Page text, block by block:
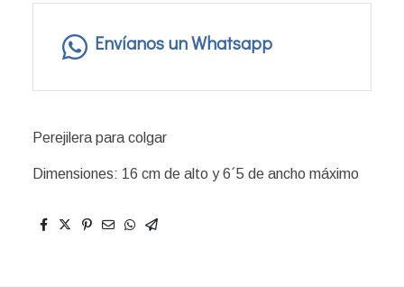
Envíanos un Whatsapp
Perejilera para colgar
Dimensiones: 16 cm de alto y 6´5 de ancho máximo